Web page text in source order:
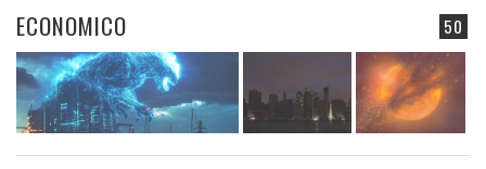
50
ECONOMICO